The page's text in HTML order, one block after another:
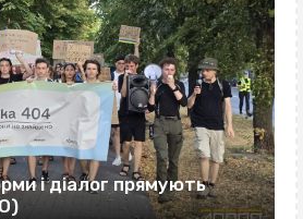
і діалог прямують